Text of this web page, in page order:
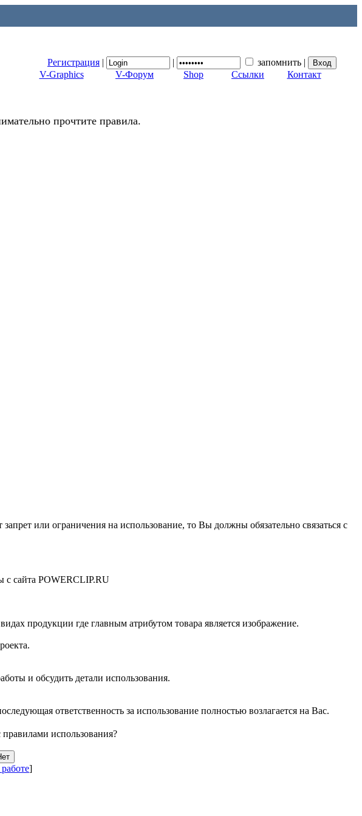
Регистрация | | запомнить |
V-Graphics
V-Форум Shop Ссылки Контакт
прочтите правила.
или ограничения на использование, то Вы должны обязательно связаться с
с сайта POWERCLIP.RU
продукции где главным атрибутом товара является изображение.
и обсудить детали использования.
ответственность за использование полностью возлагается на Вас.
использования?
]